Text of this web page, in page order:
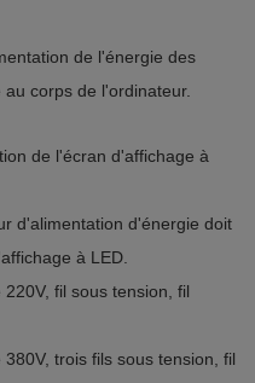
de l'énergie des
corps de l'ordinateur.
de l'écran d'affichage à
d'alimentation d'énergie doit
à LED.
fil sous tension, fil
trois fils sous tension, fil